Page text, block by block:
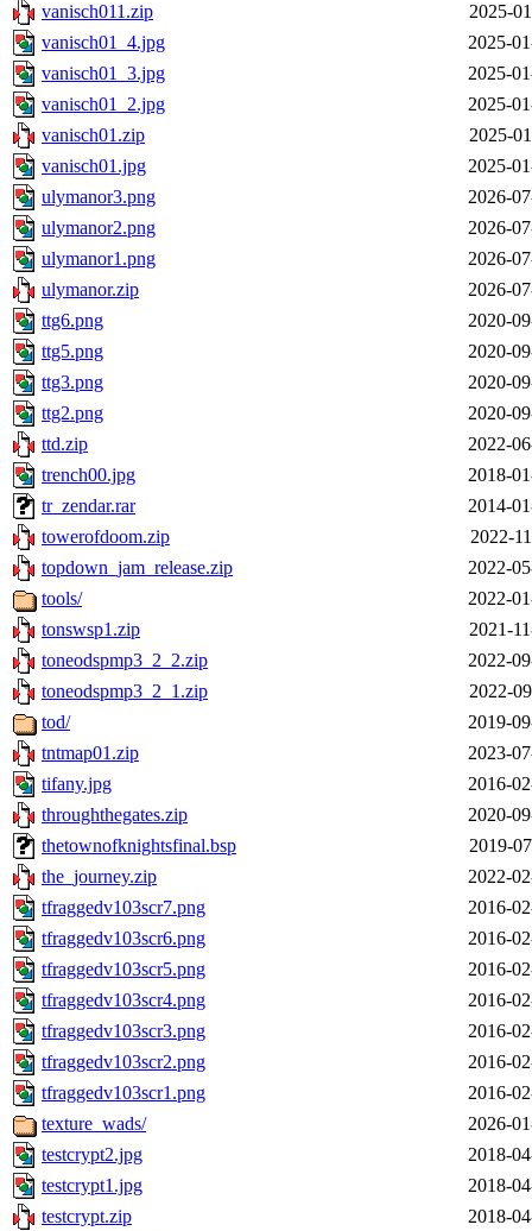
vanisch011.zip
2025-
vanisch01_4.jpg
2025-
vanisch01_3.jpg
2025-
vanisch01_2.jpg
2025-
vanisch01.zip
2025-
vanisch01.jpg
2025-
ulymanor3.png
2026-
ulymanor2.png
2026-
ulymanor1.png
2026-
ulymanor.zip
2026-
ttg6.png
2020-
ttg5.png
2020-
ttg3.png
2020-
ttg2.png
2020-
ttd.zip
2022-
trench00.jpg
2018-
tr_zendar.rar
2014-
towerofdoom.zip
2022-
topdown_jam_release.zip
2022-
tools/
2022-
tonswsp1.zip
2021-
toneodspmp3_2_2.zip
2022-
toneodspmp3_2_1.zip
2022-
tod/
2019-
tntmap01.zip
2023-
tifany.jpg
2016-
throughthegates.zip
2020-
thetownofknightsfinal.bsp
2019-
the_journey.zip
2022-
tfraggedv103scr7.png
2016-
tfraggedv103scr6.png
2016-
tfraggedv103scr5.png
2016-
tfraggedv103scr4.png
2016-
tfraggedv103scr3.png
2016-
tfraggedv103scr2.png
2016-
tfraggedv103scr1.png
2016-
texture_wads/
2026-
testcrypt2.jpg
2018-
testcrypt1.jpg
2018-
testcrypt.zip
2018-